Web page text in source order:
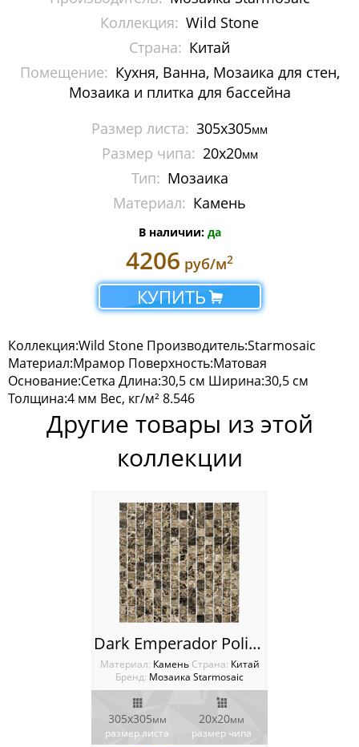
Мозаика Imagine Mosaic
Мозаика Irida
Мозаика Keramograd
Мозаика Mir Mosaic
Мозаика NSmosaic
Мозаика Orro Mosaic
Мозаика Rose Mosaic
Мозаика Sekitei
Мозаика Starmosaic
Albion
Homework
Wild Stone
Мозаика Tonomosaic
Коллекция: Wild Stone
Страна: Китай
Помещение: Кухня, Ванна, Мозаика для стен,
Мозаика и плитка для бассейна
Размер листа: 305х305мм
Размер чипа: 20х20мм
Тип: Мозаика
Материал: Камень
В наличии: да
4206 руб/м2
КУПИТЬ
Коллекция:Wild Stone Производитель:Starmosaic
Материал:Мрамор Поверхность:Матовая
Основание:Сетка Длина:30,5 см Ширина:30,5 см
Толщина:4 мм Вес, кг/м² 8.546
Другие товары из этой
коллекции
Dark Emperador Polished 20х20 Мозаика Starmosaic Wild Stone
Материал: Камень Cтрана: Китай
Бренд: Мозаика Starmosaic
305х305мм
размер листа
20х20мм
размер чипа